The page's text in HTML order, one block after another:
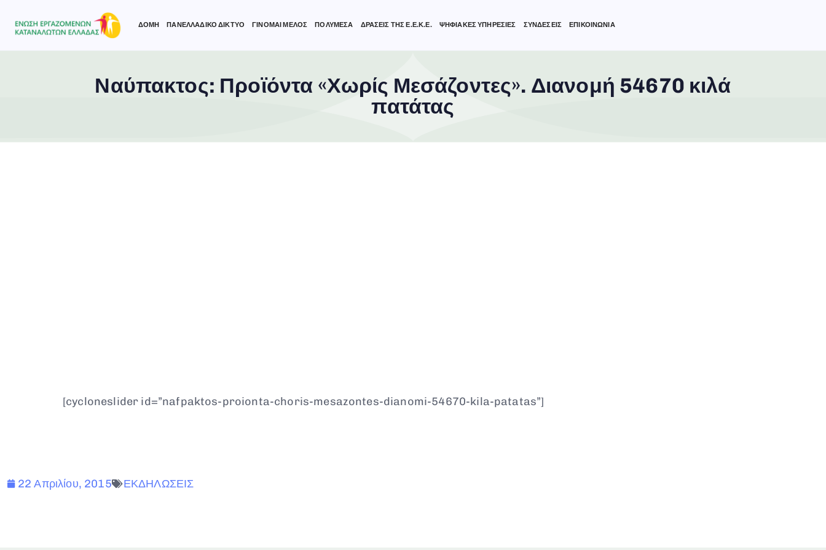
ΔΟΜΗ ΠΑΝΕΛΛΑΔΙΚΟ ΔΙΚΤΥΟ ΓΙΝΟΜΑΙ ΜΕΛΟΣ ΠΟΛΥΜΕΣΑ ΔΡΑΣΕΙΣ ΤΗΣ Ε.Ε.Κ.Ε. ΨΗΦΙΑΚΕΣ ΥΠΗΡΕΣΙΕΣ ΣΥΝΔΕΣΕΙΣ ΕΠΙΚΟΙΝΩΝΙΑ
Ναύπακτος: Προϊόντα «Χωρίς Μεσάζοντες». Διανομή 54670 κιλά
πατάτας
[cycloneslider id=”nafpaktos-proionta-choris-mesazontes-dianomi-54670-kila-patatas”]
22 Απριλίου, 2015 ΕΚΔΗΛΩΣΕΙΣ
Type and hit enter